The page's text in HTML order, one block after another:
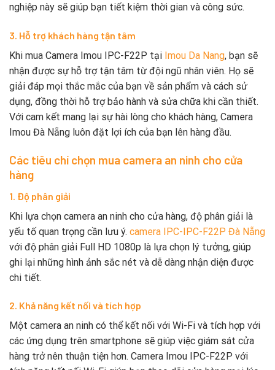
nghiệp này sẽ giúp bạn tiết kiệm thời gian và công sức.
3. Hỗ trợ khách hàng tận tâm
Khi mua Camera Imou IPC-F22P tại Imou Da Nang, bạn sẽ
nhận được sự hỗ trợ tận tâm từ đội ngũ nhân viên. Họ sẽ
giải đáp mọi thắc mắc của bạn về sản phẩm và cách sử
dụng, đồng thời hỗ trợ bảo hành và sửa chữa khi cần thiết.
Với cam kết mang lại sự hài lòng cho khách hàng, Camera
Imou Đà Nẵng luôn đặt lợi ích của bạn lên hàng đầu.
Các tiêu chí chọn mua camera an ninh cho cửa
hàng
1. Độ phân giải
Khi lựa chọn camera an ninh cho cửa hàng, độ phân giải là
yếu tố quan trọng cần lưu ý. camera IPC-IPC-F22P Đà Nẵng
với độ phân giải Full HD 1080p là lựa chọn lý tưởng, giúp
ghi lại những hình ảnh sắc nét và dễ dàng nhận diện được
chi tiết.
2. Khả năng kết nối và tích hợp
Một camera an ninh có thể kết nối với Wi-Fi và tích hợp với
các ứng dụng trên smartphone sẽ giúp việc giám sát cửa
hàng trở nên thuận tiện hơn. Camera Imou IPC-F22P với